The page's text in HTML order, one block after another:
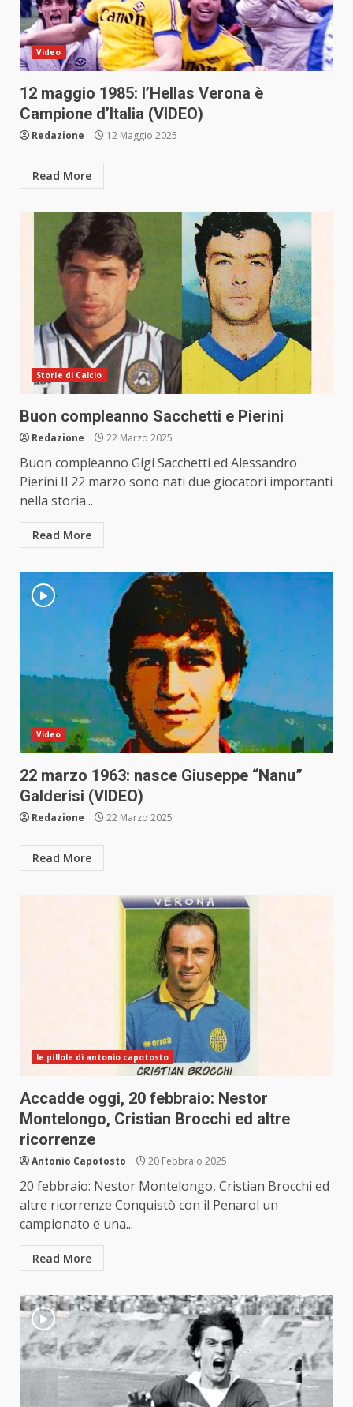
Video
12 maggio 1985: l’Hellas Verona è
Campione d’Italia (VIDEO)
Redazione 12 Maggio 2025
Read More
Storie di Calcio
Buon compleanno Sacchetti e Pierini
Redazione 22 Marzo 2025
Buon compleanno Gigi Sacchetti ed Alessandro
Pierini Il 22 marzo sono nati due giocatori importanti
nella storia...
Read More
Video
22 marzo 1963: nasce Giuseppe “Nanu”
Galderisi (VIDEO)
Redazione 22 Marzo 2025
Read More
le pillole di antonio capotosto
Accadde oggi, 20 febbraio: Nestor
Montelongo, Cristian Brocchi ed altre
ricorrenze
Antonio Capotosto 20 Febbraio 2025
20 febbraio: Nestor Montelongo, Cristian Brocchi ed
altre ricorrenze Conquistò con il Penarol un
campionato e una...
Read More